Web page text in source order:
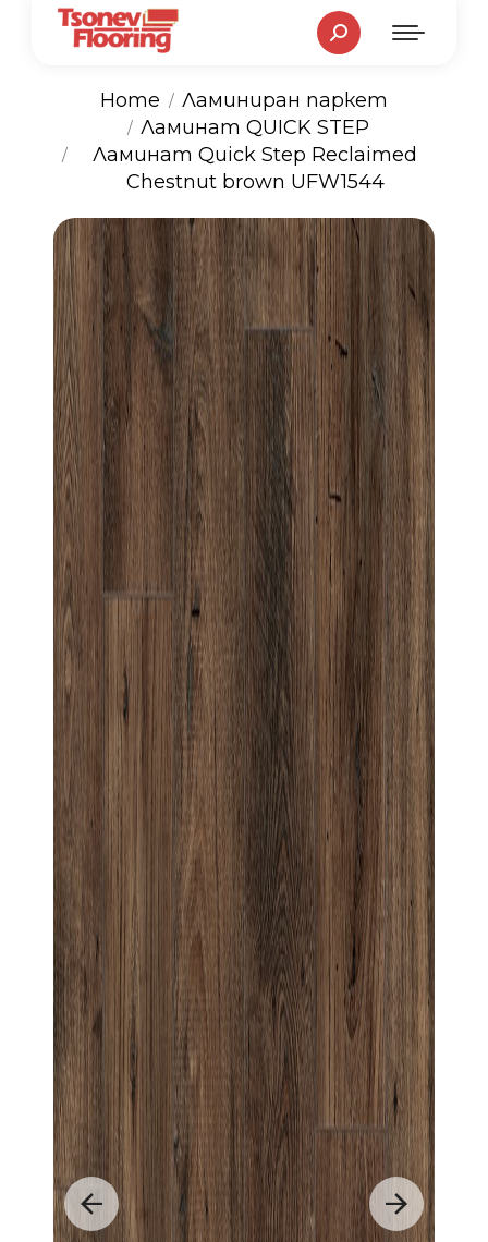
Search:
You are here:
Home
Ламиниран паркет
Ламинат QUICK STEP
Ламинат Quick Step Reclaimed
Chestnut brown UFW1544